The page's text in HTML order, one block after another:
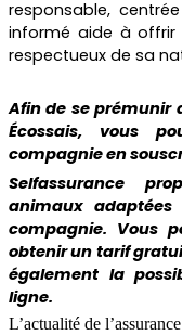
responsable,
informé aide à offrir
respectueux de sa
Afin de se prémunir
Écossais, vous
compagnie en
Selfassurance
animaux
compagnie. Vous
obtenir un tarif
également la
ligne.
L’actualité de